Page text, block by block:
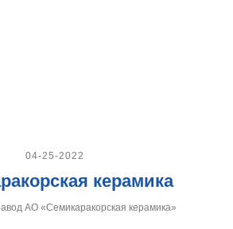
04-25-2022
керамика
АО «Семикаракорская керамика»